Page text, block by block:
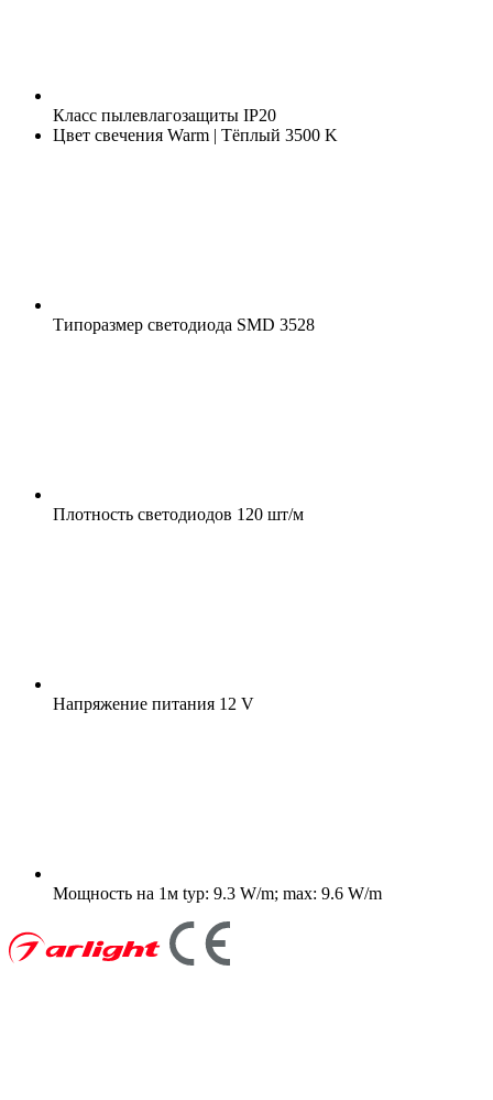
Класс пылевлагозащиты IP20
Цвет свечения Warm | Тёплый 3500 K
Типоразмер светодиода SMD 3528
Плотность светодиодов 120 шт/м
Напряжение питания 12 V
Мощность на 1м typ: 9.3 W/m; max: 9.6 W/m